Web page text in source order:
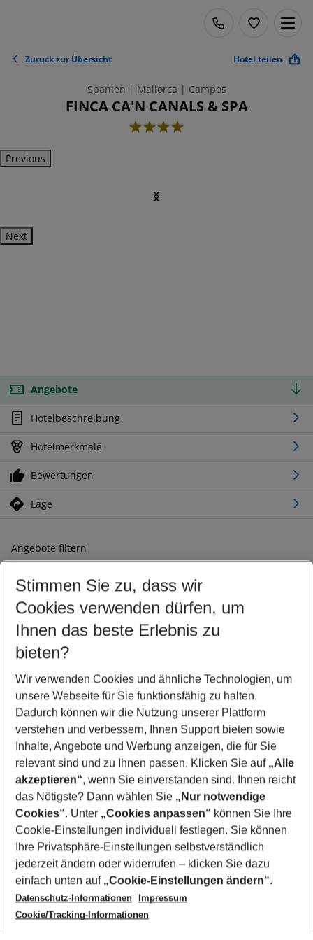
Zurück zur Übersicht Hotel teilen
Spanien | Mallorca | Campos
FINCA CA'N CANALS & SPA
4
Previous
Next
Angebote
Hotelbeschreibung
Hotelmerkmale
Bewertungen
Lage
Angebote filtern
Ändern Sie Ihre Kriterien nach Ihren Wünschen
Abflughafen wählen
Beliebiger Abflughafen
Reisezeitraum wählen
11.08.26– 09.08.27 5-8 Nächte
2 Erwachsene Keine Kinder
Mehr Filter anzeigen
Footer
Footer navigation
Über uns
AGB
Cookie-Einstellungen ändern
Cookie-Richtlinie
Datenschutz
Service & Hilfe
Barrierefreies Reisen
Check-in
Folgen Sie uns
Stimmen Sie zu, dass wir
Cookies verwenden dürfen, um
Ihnen das beste Erlebnis zu
bieten?
Wir verwenden Cookies und ähnliche Technologien, um
unsere Webseite für Sie funktionsfähig zu halten.
Dadurch können wir die Nutzung unserer Plattform
verstehen und verbessern, Ihnen Support bieten sowie
Inhalte, Angebote und Werbung anzeigen, die für Sie
relevant sind und zu Ihnen passen. Klicken Sie auf „Alle
akzeptieren“, wenn Sie einverstanden sind. Ihnen reicht
das Nötigste? Dann wählen Sie „Nur notwendige
Cookies“. Unter „Cookies anpassen“ können Sie Ihre
Cookie-Einstellungen individuell festlegen. Sie können
Ihre Privatsphäre-Einstellungen selbstverständlich
jederzeit ändern oder widerrufen – klicken Sie dazu
einfach unten auf „Cookie-Einstellungen ändern“.
Datenschutz-Informationen
Impressum
Cookie/Tracking-Informationen